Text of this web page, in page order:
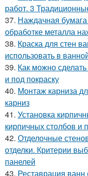
работ. 3
37. Наждачная
обработке металла
38. Краска для стен
использовать в
39. Как можно
и под покраску
40. Монтаж карниза
карниз
41. Установка
кирпичных столбов и
42. Отделочные
отделки. Критерии
панелей
43. Реставрация ванн